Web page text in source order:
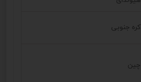
کره جنوبی
چین